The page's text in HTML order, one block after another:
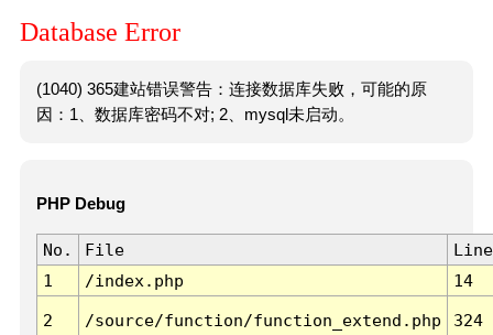
Database Error
(1040) 365建站错误警告：连接数据库失败，可能的原
因：1、数据库密码不对; 2、mysql未启动。
PHP Debug
No. File
Line
1
/index.php 14
2 /source/function/function_extend.php 324